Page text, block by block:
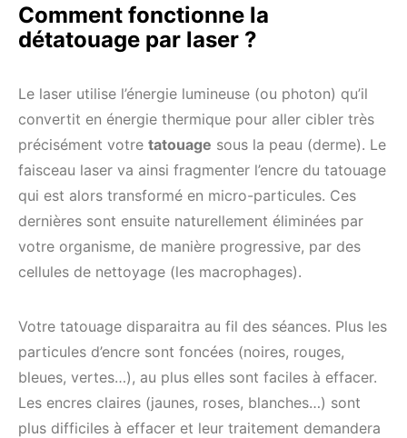
Comment fonctionne la
détatouage par laser ?
Le laser utilise l’énergie lumineuse (ou photon) qu’il
convertit en énergie thermique pour aller cibler très
précisément votre tatouage sous la peau (derme). Le
faisceau laser va ainsi fragmenter l’encre du tatouage
qui est alors transformé en micro-particules. Ces
dernières sont ensuite naturellement éliminées par
votre organisme, de manière progressive, par des
cellules de nettoyage (les macrophages).
Votre tatouage disparaitra au fil des séances. Plus les
particules d’encre sont foncées (noires, rouges,
bleues, vertes…), au plus elles sont faciles à effacer.
Les encres claires (jaunes, roses, blanches…) sont
plus difficiles à effacer et leur traitement demandera